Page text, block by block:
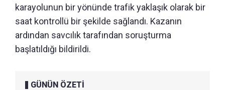
karayolunun bir yönünde trafik yaklaşık olarak bir
saat kontrollü bir şekilde sağlandı. Kazanın
ardından savcılık tarafından soruşturma
başlatıldığı bildirildi.
GÜNÜN ÖZETİ